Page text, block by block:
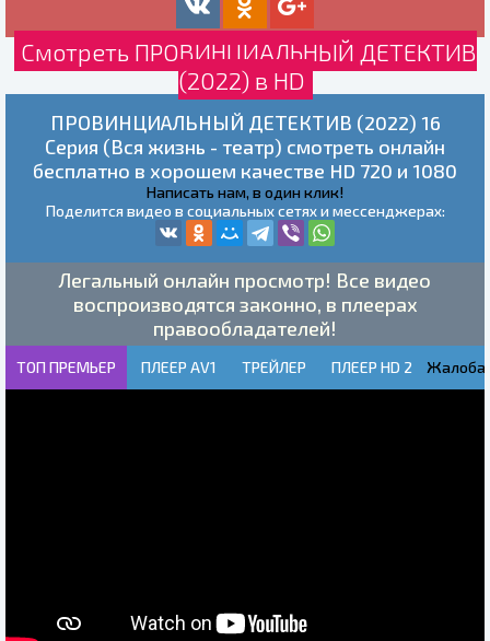
Смотреть ПРОВИНЦИАЛЬНЫЙ ДЕТЕКТИВ
(2022) в HD
ПРОВИНЦИАЛЬНЫЙ ДЕТЕКТИВ (2022) 16
Серия (Вся жизнь - театр) смотреть онлайн
бесплатно в хорошем качестве HD 720 и 1080
Написать нам, в один клик!
Поделится видео в социальных сетях и мессенджерах:
Легальный онлайн просмотр! Все видео
воспроизводятся законно, в плеерах
правообладателей!
ТОП ПРЕМЬЕР ПЛЕЕР AV1 ТРЕЙЛЕР ПЛЕЕР HD 2 Жалоба!